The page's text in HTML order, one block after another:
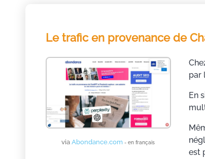
Le trafic en provenance de
viaAbondance.com- en français
par
En
est